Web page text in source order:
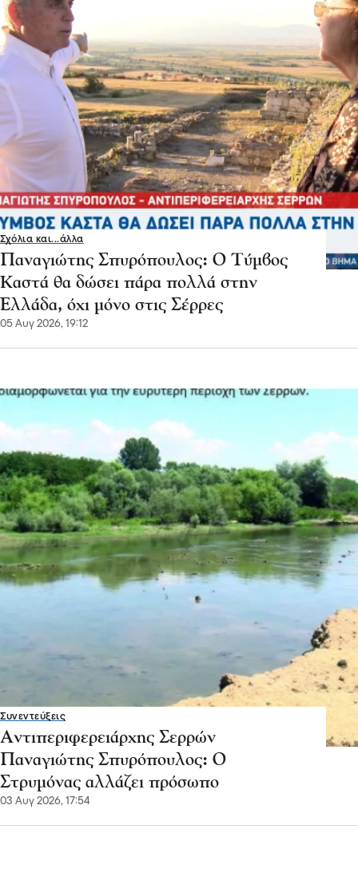
Σχόλια και...άλλα
Παναγιώτης Σπυρόπουλος: Ο Τύμβος
Καστά θα δώσει πάρα πολλά στην
Ελλάδα, όχι μόνο στις Σέρρες
05 Αυγ 2026, 19:12
Συνεντεύξεις
Αντιπεριφερειάρχης Σερρών
Παναγιώτης Σπυρόπουλος: Ο
Στρυμόνας αλλάζει πρόσωπο
03 Αυγ 2026, 17:54